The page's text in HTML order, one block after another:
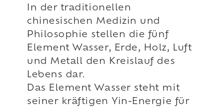
In der traditionellen
chinesischen Medizin und
Philosophie stellen die fünf
Element Wasser, Erde, Holz, Luft
und Metall den Kreislauf des
Lebens dar.
Das Element Wasser steht mit
seiner kräftigen Yin-Energie für